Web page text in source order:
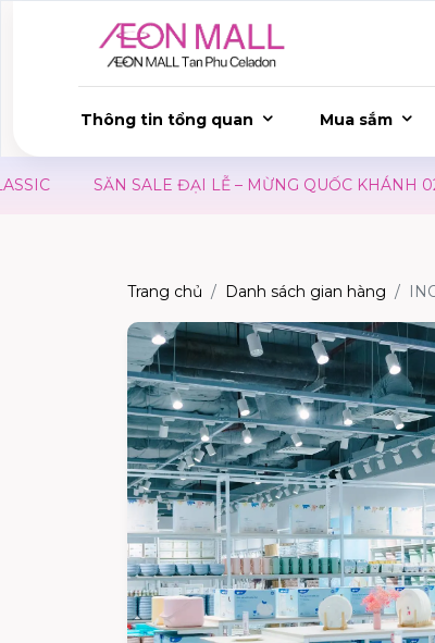
Thông tin tổng quan Mua sắm
SĂN SALE ĐẠI LỄ – MỪNG QUỐC KHÁNH 02/09
Trang chủ Danh sách gian hàng